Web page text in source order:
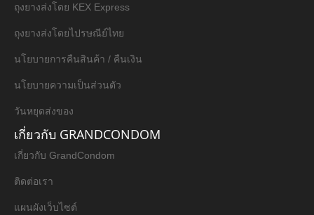
ถุงยางส่งโดย KEX Express
ถุงยางส่งโดยไปรษณีย์ไทย
นโยบายการคืนสินค้า / คืนเงิน
นโยบายความเป็นส่วนตัว
วันหยุดส่งของ
เกี่ยวกับ GRANDCONDOM
เกี่ยวกับ GrandCondom
ติดต่อเรา
แผนผังเว็บไซต์